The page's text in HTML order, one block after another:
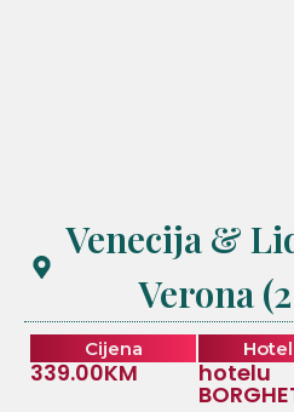
Venecija &
Verona
Cijena
339.00KM
Hotel
hotelu